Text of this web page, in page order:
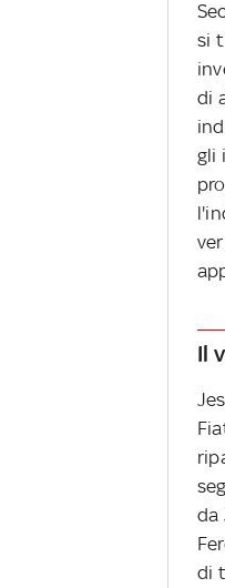
si
di
gli
Il
da
di